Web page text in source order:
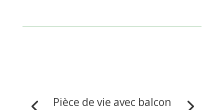
Pièce de vie avec balcon